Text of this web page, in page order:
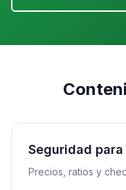
Seguridad para
Precios, ratios y